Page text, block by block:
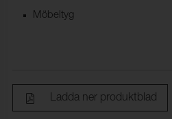
Möbeltyg
Ladda ner produktblad